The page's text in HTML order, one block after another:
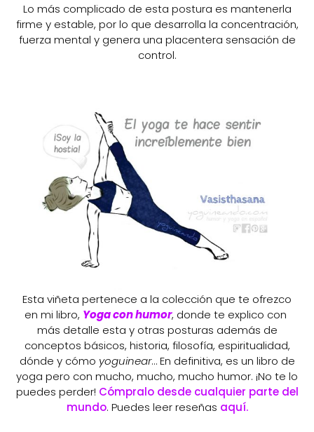
Lo más complicado de esta postura es mantenerla
firme y estable, por lo que desarrolla la concentración,
fuerza mental y genera una placentera sensación de
control.
Esta viñeta pertenece a la colección que te ofrezco
en mi libro, Yoga con humor, donde te explico con
más detalle esta y otras posturas además de
conceptos básicos, historia, filosofía, espiritualidad,
dónde y cómo yoguinear… En definitiva, es un libro de
yoga pero con mucho, mucho, mucho humor. ¡No te lo
puedes perder! Cómpralo desde cualquier parte del
mundo. Puedes leer reseñas aquí.